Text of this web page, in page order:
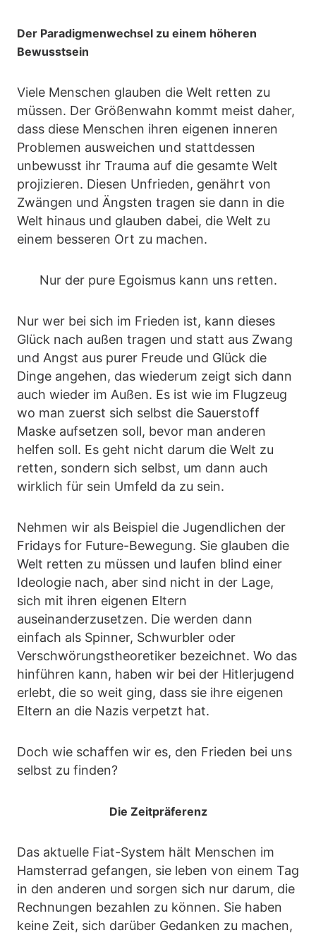
Der Paradigmenwechsel zu einem höheren
Bewusstsein
Viele Menschen glauben die Welt retten zu
müssen. Der Größenwahn kommt meist daher,
dass diese Menschen ihren eigenen inneren
Problemen ausweichen und stattdessen
unbewusst ihr Trauma auf die gesamte Welt
projizieren. Diesen Unfrieden, genährt von
Zwängen und Ängsten tragen sie dann in die
Welt hinaus und glauben dabei, die Welt zu
einem besseren Ort zu machen.
Nur der pure Egoismus kann uns retten.
Nur wer bei sich im Frieden ist, kann dieses
Glück nach außen tragen und statt aus Zwang
und Angst aus purer Freude und Glück die
Dinge angehen, das wiederum zeigt sich dann
auch wieder im Außen. Es ist wie im Flugzeug
wo man zuerst sich selbst die Sauerstoff
Maske aufsetzen soll, bevor man anderen
helfen soll. Es geht nicht darum die Welt zu
retten, sondern sich selbst, um dann auch
wirklich für sein Umfeld da zu sein.
Nehmen wir als Beispiel die Jugendlichen der
Fridays for Future-Bewegung. Sie glauben die
Welt retten zu müssen und laufen blind einer
Ideologie nach, aber sind nicht in der Lage,
sich mit ihren eigenen Eltern
auseinanderzusetzen. Die werden dann
einfach als Spinner, Schwurbler oder
Verschwörungstheoretiker bezeichnet. Wo das
hinführen kann, haben wir bei der Hitlerjugend
erlebt, die so weit ging, dass sie ihre eigenen
Eltern an die Nazis verpetzt hat.
Doch wie schaffen wir es, den Frieden bei uns
selbst zu finden?
Die Zeitpräferenz
Das aktuelle Fiat-System hält Menschen im
Hamsterrad gefangen, sie leben von einem Tag
in den anderen und sorgen sich nur darum, die
Rechnungen bezahlen zu können. Sie haben
keine Zeit, sich darüber Gedanken zu machen,